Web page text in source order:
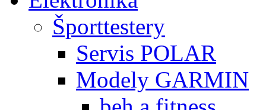
Športtestery
Servis POLAR
Modely GARMIN